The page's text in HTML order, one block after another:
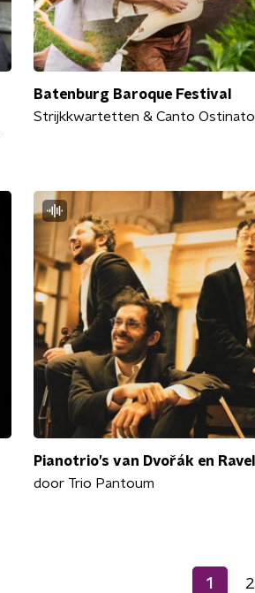
Batenburg Baroque Festival
Strijkkwartetten & Canto Ostinato
Pianotrio’s van Dvořák en Ravel
door Trio Pantoum
1 2